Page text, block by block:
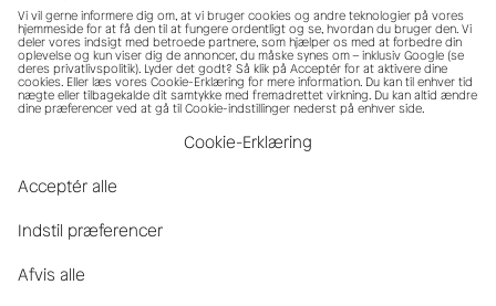
Vi vil gerne informere dig om, at vi bruger cookies og andre teknologier på vores
hjemmeside for at få den til at fungere ordentligt og se, hvordan du bruger den. Vi
deler vores indsigt med betroede partnere, som hjælper os med at forbedre din
oplevelse og kun viser dig de annoncer, du måske synes om – inklusiv Google (se
deres privatlivspolitik). Lyder det godt? Så klik på Acceptér for at aktivere dine
cookies. Eller læs vores Cookie-Erklæring for mere information. Du kan til enhver tid
nægte eller tilbagekalde dit samtykke med fremadrettet virkning. Du kan altid ændre
dine præferencer ved at gå til Cookie-indstillinger nederst på enhver side.
Cookie-Erklæring
Acceptér alle
Indstil præferencer
Afvis alle